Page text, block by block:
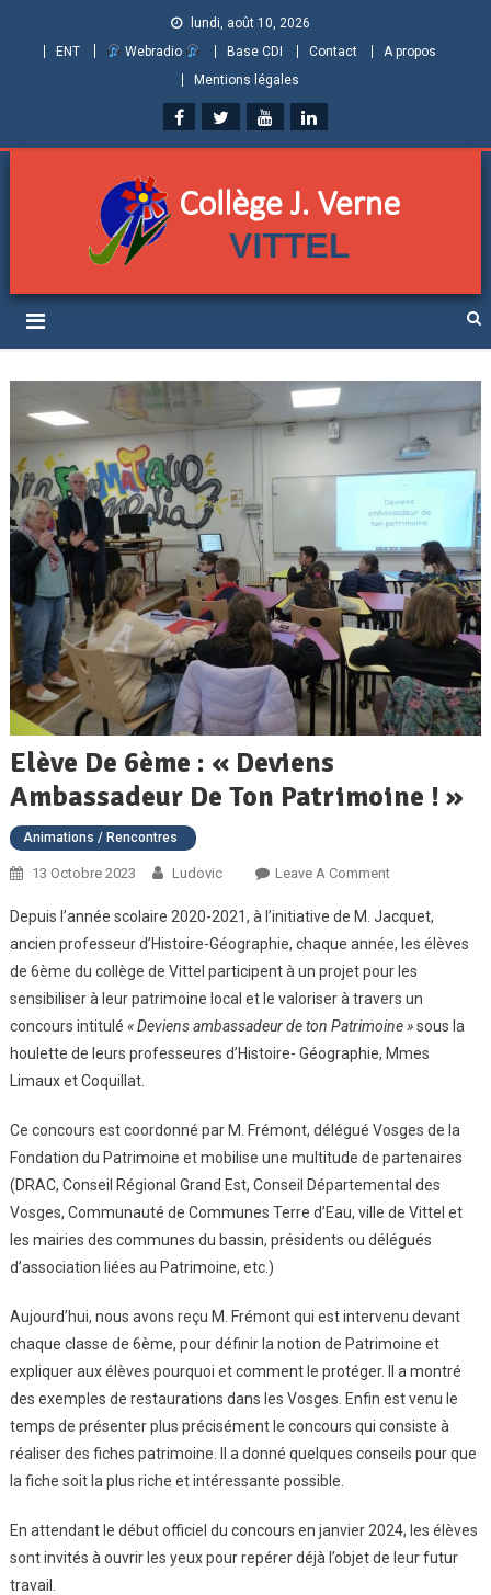
lundi, août 10, 2026
ENT
Webradio Base CDI Contact
A propos
Mentions légales
Collège Jules Verne de
Vittel (Vosges)
Elève De 6ème : « Deviens
Ambassadeur De Ton Patrimoine ! »
Animations / Rencontres
13 Octobre 2023 Ludovic Leave A CommentOn
De
6ème
:
« Deviens
Ambassadeur
De
! »
Depuis l’année scolaire 2020-2021, à l’initiative de M. Jacquet,
ancien professeur d’Histoire-Géographie, chaque année, les élèves
de 6ème du collège de Vittel participent à un projet pour les
sensibiliser à leur patrimoine local et le valoriser à travers un
concours intitulé « Deviens ambassadeur de ton Patrimoine »sous la
houlette de leurs professeures d’Histoire- Géographie, Mmes
Limaux et Coquillat.
Ce concours est coordonné par M. Frémont, délégué Vosges de la
Fondation du Patrimoine et mobilise une multitude de partenaires
(DRAC, Conseil Régional Grand Est, Conseil Départemental des
Vosges, Communauté de Communes Terre d’Eau, ville de Vittel et
les mairies des communes du bassin, présidents ou délégués
d’association liées au Patrimoine, etc.)
Aujourd’hui, nous avons reçu M. Frémont qui est intervenu devant
chaque classe de 6ème, pour définir la notion de Patrimoine et
expliquer aux élèves pourquoi et comment le protéger. Il a montré
des exemples de restaurations dans les Vosges. Enfin est venu le
temps de présenter plus précisément le concours qui consiste à
réaliser des fiches patrimoine. Il a donné quelques conseils pour que
la fiche soit la plus riche et intéressante possible.
En attendant le début officiel du concours en janvier 2024, les élèves
sont invités à ouvrir les yeux pour repérer déjà l’objet de leur futur
travail.